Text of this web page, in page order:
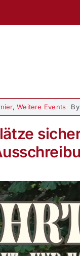
,Weitere Events By